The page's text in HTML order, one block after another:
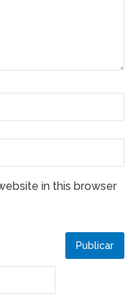
in this browser